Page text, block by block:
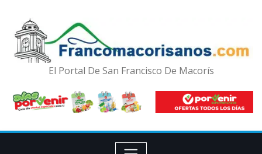
El Portal De San Francisco De Macorís